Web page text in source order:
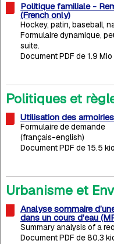
Politique familiale -
(French only)
Hockey, patin, baseball,
Formulaire dynamique,
suite.
Document PDF de 1.9 Mio
Politiques et
Utilisation des armoiries
Formulaire de demande
(français-english)
Document PDF de 15.5 kio
Urbanisme et
Analyse sommaire
dans un cours d’eau
Summary analysis of a
Document PDF de 80.3